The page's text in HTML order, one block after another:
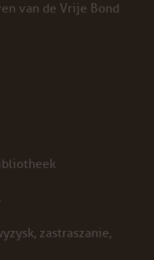
van de Vrije Bond
zastraszanie,